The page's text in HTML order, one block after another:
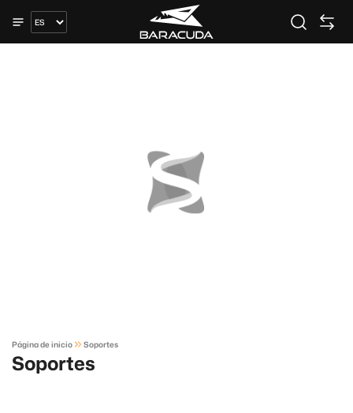
Página de inicio Soportes
Soportes